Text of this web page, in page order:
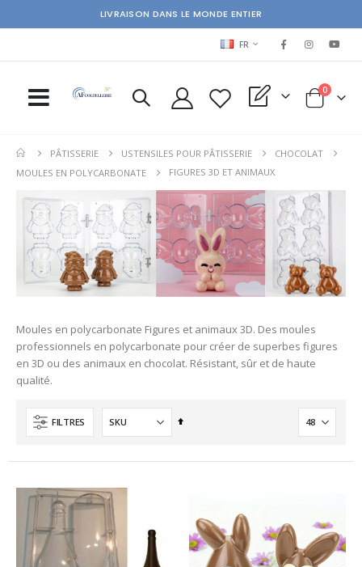
LIVRAISON DANS LE MONDE ENTIER
LANGUAGE
FR
My Quote Cart
0items
PÂTISSERIE USTENSILES POUR PÂTISSERIE
CHOCOLAT
MOULES EN POLYCARBONATE
FIGURES 3D ET ANIMAUX
Moules en polycarbonate Figures et animaux 3D. Des moules
professionnels en polycarbonate pour créer de superbes figures
en 3D ou des animaux en chocolat. Résistant, sûr et de haute
qualité.
FILTRES
Ordre